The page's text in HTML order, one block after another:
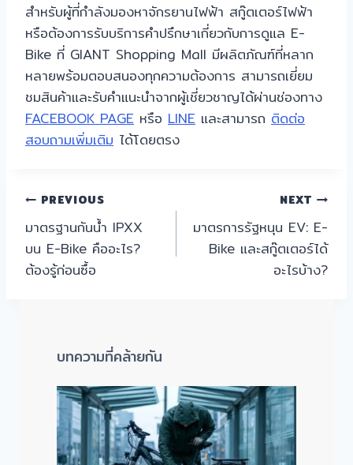
สำหรับผู้ที่กำลังมองหาจักรยานไฟฟ้า สกู๊ตเตอร์ไฟฟ้า
หรือต้องการรับบริการคำปรึกษาเกี่ยวกับการดูแล E-
Bike ที่ GIANT Shopping Mall มีผลิตภัณฑ์ที่หลาก
หลายพร้อมตอบสนองทุกความต้องการ สามารถเยี่ยม
ชมสินค้าและรับคำแนะนำจากผู้เชี่ยวชาญได้ผ่านช่องทาง
FACEBOOK PAGE หรือ LINE และสามารถ ติดต่อ
สอบถามเพิ่มเติม ได้โดยตรง
แนะแนว
เรื่อง
PREVIOUS
มาตรฐานกันน้ำ IPXX
บน E-Bike คืออะไร?
ต้องรู้ก่อนซื้อ
NEXT
มาตรการรัฐหนุน EV: E-
Bike และสกู๊ตเตอร์ได้
อะไรบ้าง?
บทความที่คล้ายกัน